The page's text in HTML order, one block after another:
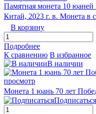
Памятная монета 10
Китай, 2023 г. в. Монета в
В корзину
Подробнее
К сравнению В избранное
В наличии
просмотр
Монета 1 юань 70 лет
Подписаться